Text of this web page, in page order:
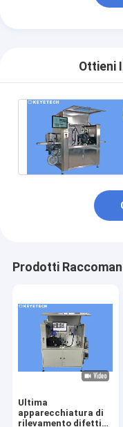
Ottieni
Prodotti
Ultima
apparecchiatura di
rilevamento difetti